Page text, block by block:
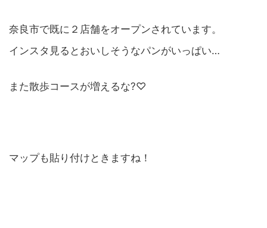
奈良市で既に２店舗をオープンされています。
インスタ見るとおいしそうなパンがいっぱい…
また散歩コースが増えるな?♡
マップも貼り付けときますね！